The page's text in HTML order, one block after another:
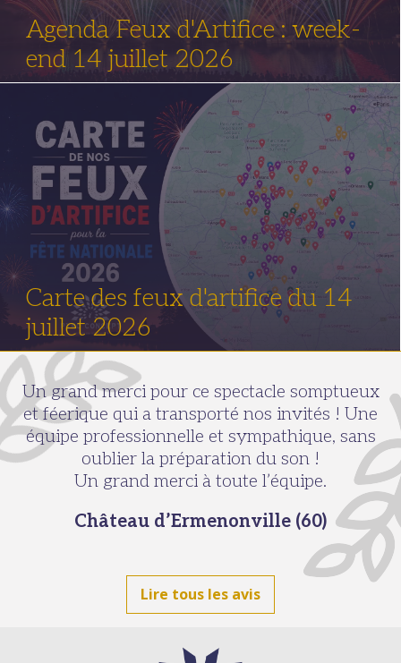
Agenda Feux d'Artifice : week-
end 14 juillet 2026
Carte des feux d'artifice du 14
juillet 2026
Un grand merci pour ce spectacle somptueux
et féerique qui a transporté nos invités ! Une
équipe professionnelle et sympathique, sans
oublier la préparation du son !
Un grand merci à toute l’équipe.
Château d’Ermenonville (60)
Lire tous les avis